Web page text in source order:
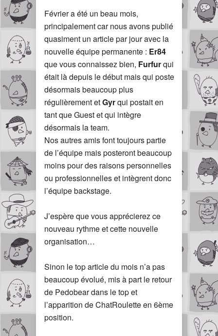
Février a été un beau mois,
principalement car nous avons publié
quasiment un article par jour avec la
nouvelle équipe permanente : Er84
que vous connaissez bien, Furfurqui
était là depuis le début mais qui poste
désormais beaucoup plus
régulièrement etGyrqui postait en
tant que Guest et qui intègre
désormais la team.
Nos autres amis font toujours partie
de l’équipe mais posteront beaucoup
moins pour des raisons personnelles
ou professionnelles et intègrent donc
l’équipe backstage.
J’espère que vous apprécierez ce
nouveau rythme et cette nouvelle
organisation…
Sinon le top article du mois n’a pas
beaucoup évolué, mis à part le retour
de Pedobear dans le top et
l’apparition de ChatRoulette en 6ème
position.